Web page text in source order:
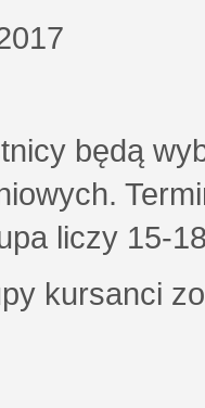
będą
liczy 15-
kursanci